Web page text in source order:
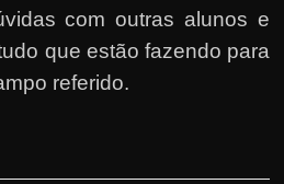
com outras alunos e
que estão fazendo para
referido.